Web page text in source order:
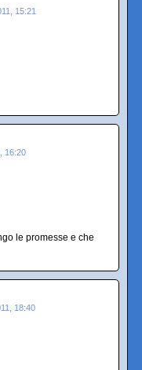
15:21
16:20
le promesse e che
18:40